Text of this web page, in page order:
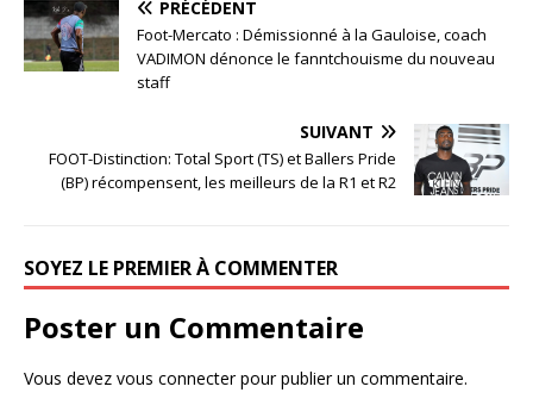
PRÉCÉDENT
Foot-Mercato : Démissionné à la Gauloise, coach
VADIMON dénonce le fanntchouisme du nouveau
staff
SUIVANT
FOOT-Distinction: Total Sport (TS) et Ballers Pride
(BP) récompensent, les meilleurs de la R1 et R2
SOYEZ LE PREMIER À COMMENTER
Poster un Commentaire
Vous devez vous connecterpour publier un commentaire.